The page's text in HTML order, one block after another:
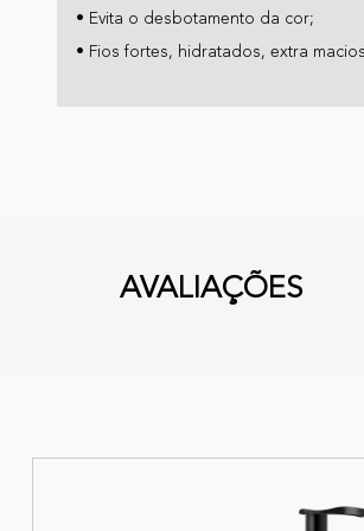
• Evita o desbotamento da cor;
• Fios fortes, hidratados, extra
AVALIAÇÕES